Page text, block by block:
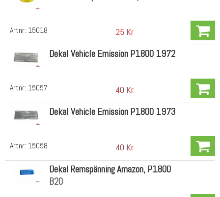
Artnr: 15018 25 Kr
Artnr: 15057
Dekal Vehicle Emission P1800 1972
40 Kr
Artnr: 15058
Dekal Vehicle Emission P1800 1973
40 Kr
Dekal Remspänning Amazon, P1800
B20